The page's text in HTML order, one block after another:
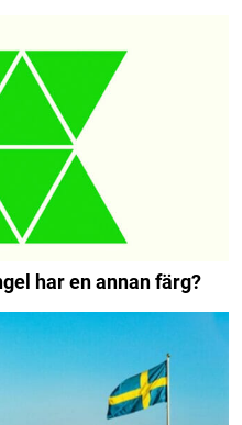
har en annan färg?